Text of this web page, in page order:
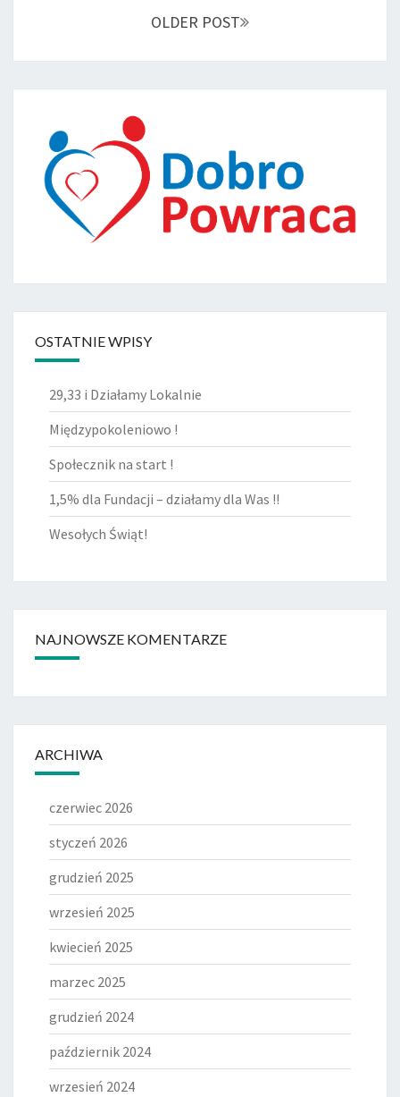
OLDER POST
OSTATNIE WPISY
29,33 i Działamy Lokalnie
Międzypokoleniowo !
Społecznik na start !
1,5% dla Fundacji – działamy dla Was !!
Wesołych Świąt!
NAJNOWSZE KOMENTARZE
ARCHIWA
czerwiec 2026
styczeń 2026
grudzień 2025
wrzesień 2025
kwiecień 2025
marzec 2025
grudzień 2024
październik 2024
wrzesień 2024